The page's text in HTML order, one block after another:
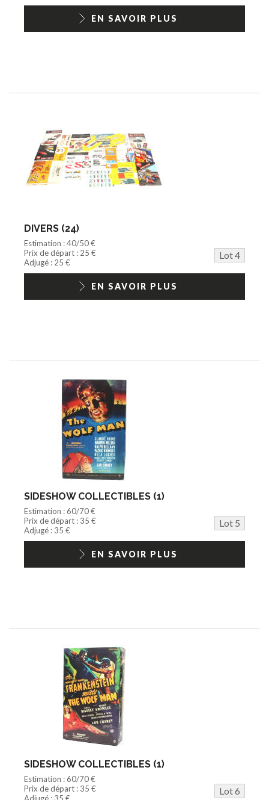
EN SAVOIR PLUS
DIVERS (24)
Estimation : 40/50 €
Prix de départ : 25 €
Lot 4
Adjugé : 25 €
EN SAVOIR PLUS
SIDESHOW COLLECTIBLES (1)
Estimation : 60/70 €
Prix de départ : 35 €
Lot 5
Adjugé : 35 €
EN SAVOIR PLUS
SIDESHOW COLLECTIBLES (1)
Estimation : 60/70 €
Prix de départ : 35 €
Lot 6
Adjugé : 35 €